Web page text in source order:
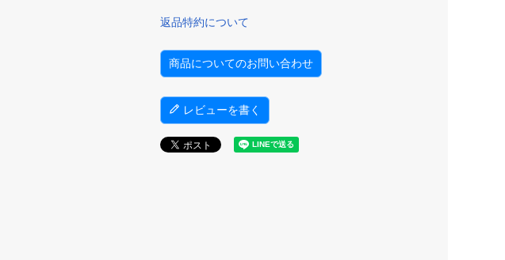
返品特約について
商品についてのお問い合わせ
レビューを書く